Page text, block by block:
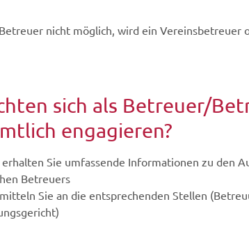
nicht möglich, wird ein Vereinsbetreuer
sich als Betreuer/
engagieren?
erhalten Sie umfassende Informationen zu den
Betreuers
Sie an die entsprechenden Stellen